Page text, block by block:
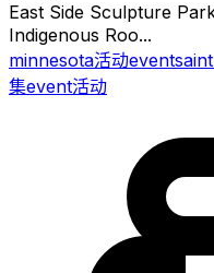
East Side Sculpture
Indigenous Roo...
minnesota活动event
集event活动